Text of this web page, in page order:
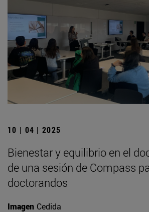
10 | 04 | 2025
Bienestar y equilibrio en el
de una sesión de Compass
doctorandos
Imagen Cedida